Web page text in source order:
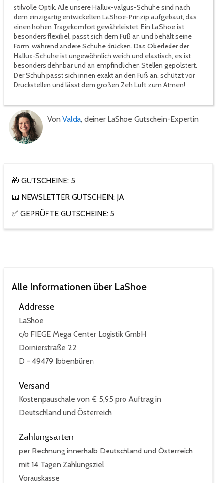
stilvolle Optik. Alle unsere Hallux-valgus-Schuhe sind nach
dem einzigartig entwickelten LaShoe-Prinzip aufgebaut, das
einen hohen Tragekomfort gewährleistet. Ein LaShoe ist
besonders flexibel, passt sich dem Fuß an und behält seine
Form, während andere Schuhe drücken. Das Oberleder der
Hallux-Schuhe ist ungewöhnlich weich und elastisch, es ist
besonders dehnbar und an empfindlichen Stellen gepolstert.
Der Schuh passt sich innen exakt an den Fuß an, schützt vor
Druckstellen und lässt dem großen Zeh Luft zum Atmen!
Von Valda, deiner LaShoe Gutschein-Expertin
🎁 GUTSCHEINE: 5
📧 NEWSLETTER GUTSCHEIN: JA
✅ GEPRÜFTE GUTSCHEINE: 5
Alle Informationen über LaShoe
Addresse
LaShoe
c/o FIEGE Mega Center Logistik GmbH
Dornierstraße 22
D - 49479 Ibbenbüren
Versand
Kostenpauschale von € 5,95 pro Auftrag in
Deutschland und Österreich
Zahlungsarten
per Rechnung innerhalb Deutschland und Österreich
mit 14 Tagen Zahlungsziel
Vorauskasse